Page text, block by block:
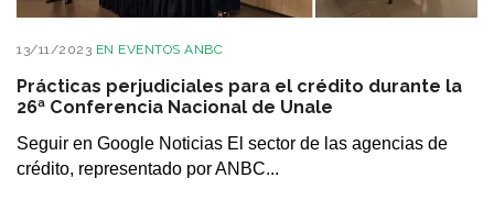
13/11/2023 EN EVENTOS ANBC
Prácticas perjudiciales para el crédito durante la
26ª Conferencia Nacional de Unale
Seguir en Google Noticias El sector de las agencias de
crédito, representado por ANBC...